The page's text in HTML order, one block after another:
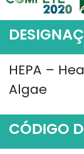
HEPA –
Algae
CÓDIGO